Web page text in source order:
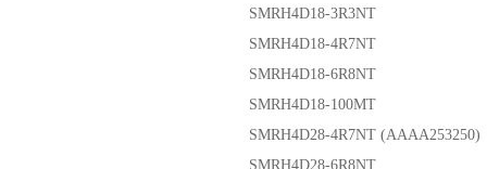
SMRH4D18-3R3NT
SMRH4D18-4R7NT
SMRH4D18-6R8NT
SMRH4D18-100MT
SMRH4D28-4R7NT (AAAA253250)
SMRH4D28-6R8NT